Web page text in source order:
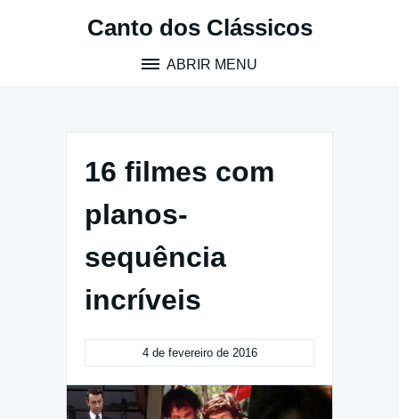
Canto dos Clássicos
ABRIR MENU
16 filmes com
planos-
sequência
incríveis
4 de fevereiro de 2016